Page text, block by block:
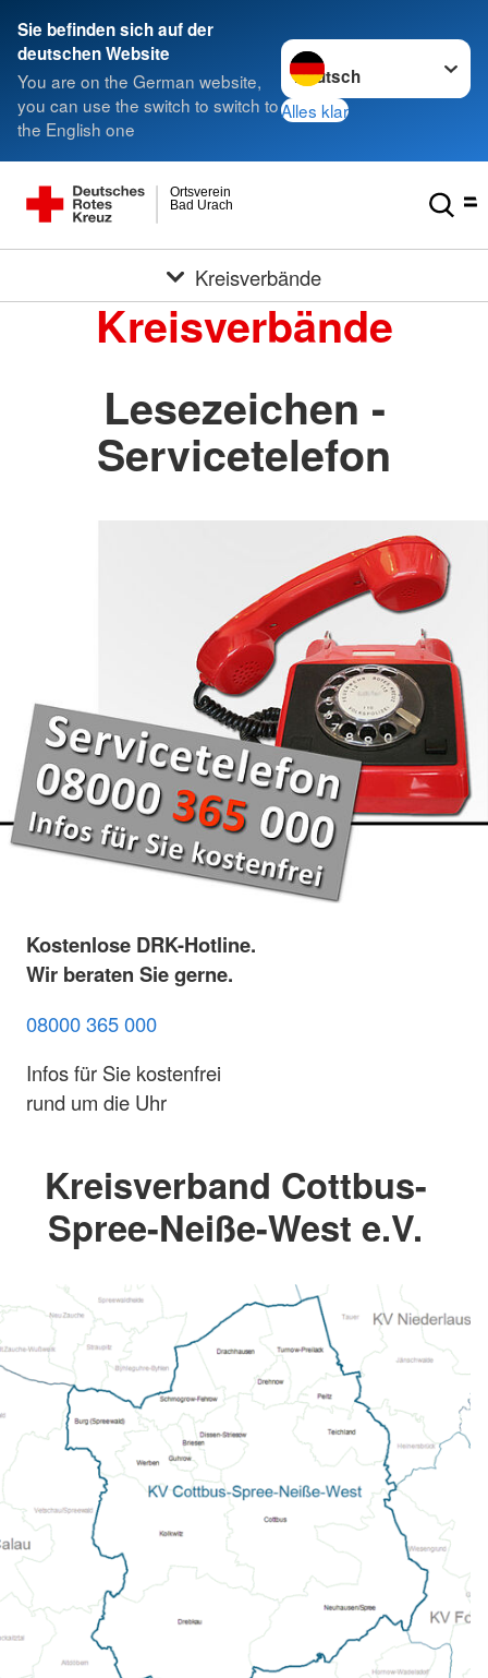
Sie befinden sich auf der
deutschen Website
You are on the German website,
you can use the switch to switch to
the English one
Sprache wechseln zu
Alles klar
Bad Urach
Ortsverein
Kreisverbände
Kreisverbände
Lesezeichen -
Servicetelefon
Kostenlose DRK-Hotline.
Wir beraten Sie gerne.
08000 365 000
Infos für Sie kostenfrei
rund um die Uhr
Kreisverband Cottbus-
Spree-Neiße-West e.V.